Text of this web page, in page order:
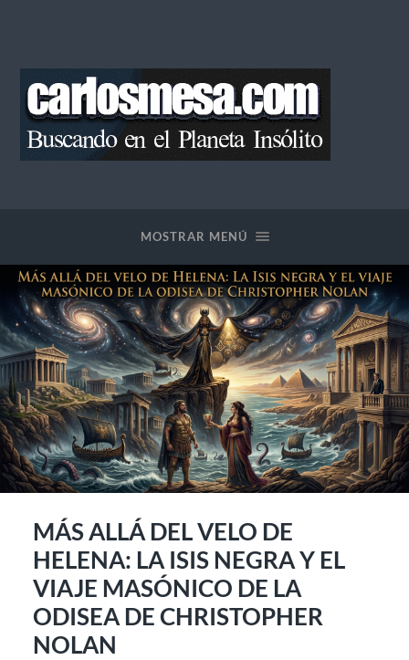
MOSTRAR MENÚ
MÁS ALLÁ DEL VELO DE
HELENA: LA ISIS NEGRA Y EL
VIAJE MASÓNICO DE LA
ODISEA DE CHRISTOPHER
NOLAN